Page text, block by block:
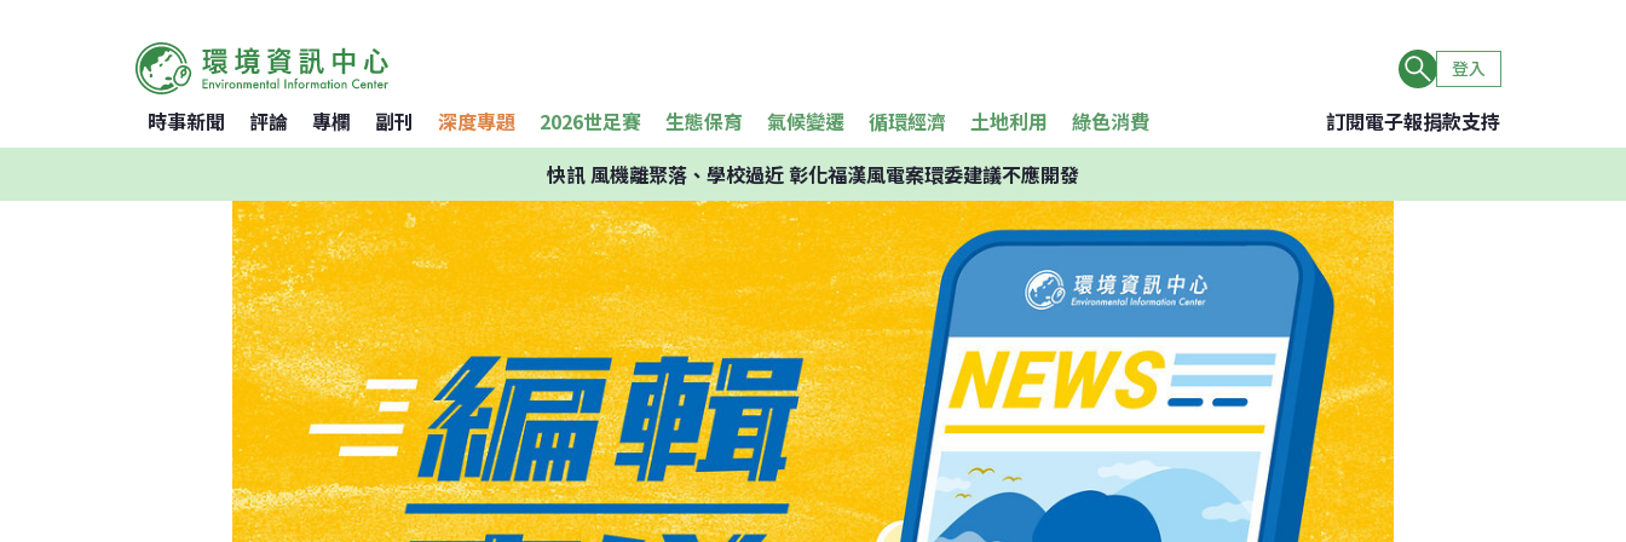
登入
時事新聞 評論 專欄 副刊 深度專題 2026世足賽 生態保育 氣候變遷 循環經濟 土地利用 綠色消費 訂閱電子報捐款支持
快訊風機離聚落、學校過近 彰化福漢風電案環委建議不應開發